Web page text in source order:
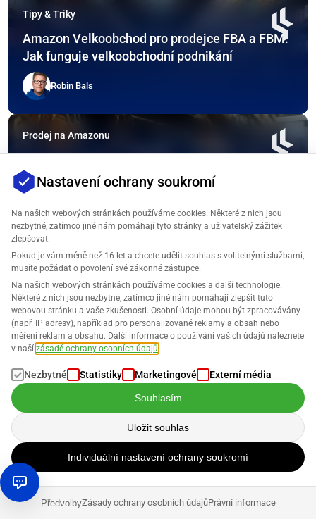
Tipy & Triky
Amazon Velkoobchod pro prodejce FBA a FBM:
Jak funguje velkoobchodní podnikání
Robin Bals
Prodej na Amazonu
Amazon bojuje proti pirátství produktů
Robin Bals
Staňte se součástí naší
komunity!
Kontakty
Nastavení ochrany soukromí
Na našich webových stránkách používáme cookies. Některé z nich jsou
nezbytné, zatímco jiné nám pomáhají tyto stránky a uživatelský zážitek
zlepšovat.
Pokud je vám méně než 16 let a chcete udělit souhlas s volitelnými službami,
musíte požádat o povolení své zákonné zástupce.
Na našich webových stránkách používáme cookies a další technologie.
Některé z nich jsou nezbytné, zatímco jiné nám pomáhají zlepšit tuto
webovou stránku a vaše zkušenosti. Osobní údaje mohou být zpracovávány
(např. IP adresy), například pro personalizované reklamy a obsah nebo
měření reklam a obsahu. Další informace o používání vašich údajů naleznete
v naší zásadě ochrany osobních údajů
Nezbytné Statistiky Marketingové Externí média
Souhlasím
Uložit souhlas
Individuální nastavení ochrany soukromí
PředvolbyZásady ochrany osobních údajůPrávní informace